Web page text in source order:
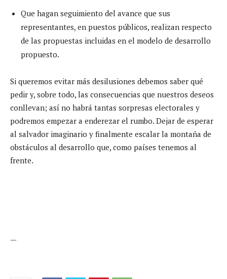
Que hagan seguimiento del avance que sus
representantes, en puestos públicos, realizan respecto
de las propuestas incluidas en el modelo de desarrollo
propuesto.
Si queremos evitar más desilusiones debemos saber qué
pedir y, sobre todo, las consecuencias que nuestros deseos
conllevan; así no habrá tantas sorpresas electorales y
podremos empezar a enderezar el rumbo. Dejar de esperar
al salvador imaginario y finalmente escalar la montaña de
obstáculos al desarrollo que, como países tenemos al
frente.
—